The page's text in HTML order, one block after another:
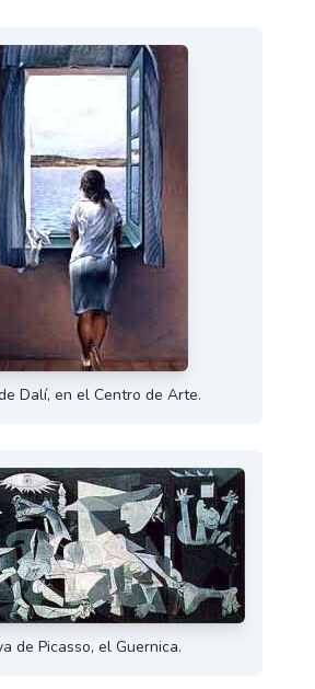
Dalí, en el Centro de Arte.
de Picasso, el Guernica.